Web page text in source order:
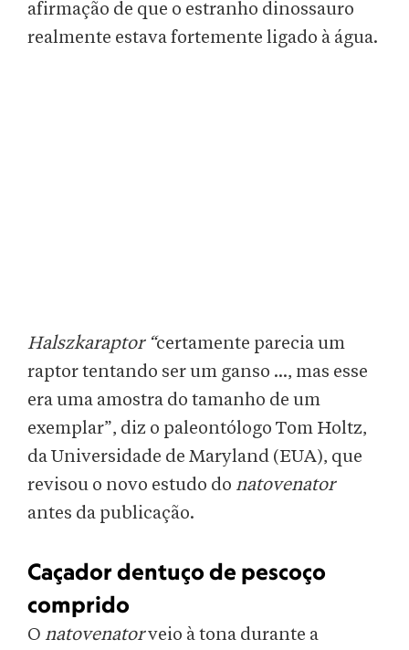
afirmação de que o estranho dinossauro
realmente estava fortemente ligado à água.
Halszkaraptor “certamente parecia um
raptor tentando ser um ganso ..., mas esse
era uma amostra do tamanho de um
exemplar”, diz o paleontólogo Tom Holtz,
da Universidade de Maryland (EUA), que
revisou o novo estudo do natovenator
antes da publicação.
Caçador dentuço de pescoço
comprido
O natovenatorveio à tona durante a